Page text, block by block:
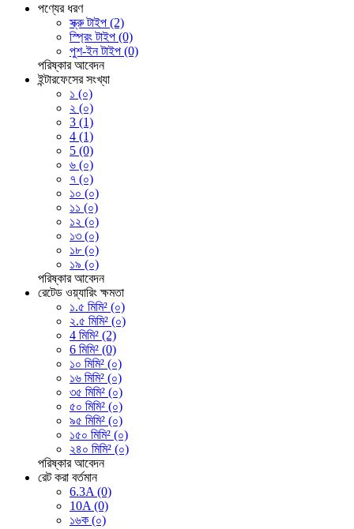
পণ্যের ধরণ
স্ক্রু টাইপ (2)
স্প্রিং টাইপ (0)
পুশ-ইন টাইপ (0)
পরিষ্কার আবেদন
ইন্টারফেসের সংখ্যা
১ (০)
২ (০)
3 (1)
4 (1)
5 (0)
৬ (০)
৭ (০)
১০ (০)
১১ (০)
১২ (০)
১৩ (০)
১৮ (০)
১৯ (০)
পরিষ্কার আবেদন
রেটেড ওয়্যারিং ক্ষমতা
১.৫ মিমি² (০)
২.৫ মিমি² (০)
4 মিমি² (2)
6 মিমি² (0)
১০ মিমি² (০)
১৬ মিমি² (০)
৩৫ মিমি² (০)
৫০ মিমি² (০)
৯৫ মিমি² (০)
১৫০ মিমি² (০)
২৪০ মিমি² (০)
পরিষ্কার আবেদন
রেট করা বর্তমান
6.3A (0)
10A (0)
১৬ক (০)